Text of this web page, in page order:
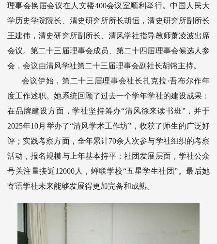
理事会换届会议在人文楼400会议室顺利举行。中国人民大
学历史学院院长、清史研究所所长胡恒，清史研究所副所长
王建伟，清史研究所副所长、清风学社指导教师萧凌波出席
会议。第二十三届理事会成员、第二十四届理事会候选人参
会，会议由清风学社第二十三届理事会副社长胡镕主持。
会议伊始，第二十三届理事会社长扎克拉·吾布尔作年
度工作述职。她系统回顾了过去一个学年学社的建设成果：
在品牌建设方面，学社坚持筹办“清风徐来读书班”，并于
2025年10月举办了“清风学术工作坊”，收获了师生的广泛好
评；实践考察方面，全年累计70余人次参与学社组织的考察
活动，报名规模与上年基本持平；社团发展层面，学社公众
号关注量接近12000人，蝉联学校“五星学生社团”。最后她
寄语学社未来能够发展得更加完备和成熟。